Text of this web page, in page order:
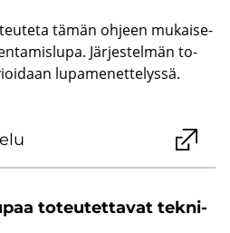
tämän oh­jeen mu­kai­se­
Jär­jes­tel­män to­
lu­pa­me­net­te­lys­sä.
to­teu­tet­ta­vat tek­ni­